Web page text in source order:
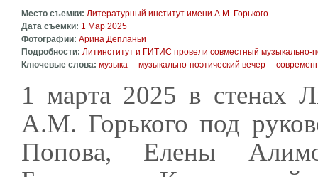
Место съемки: Литературный институт имени А.М. Горького
Дата съемки: 1 Мар 2025
Фотографии: Арина Депланьи
Подробности: Литинститут и ГИТИС провели совместный музыкально-
Ключевые слова: музыка музыкально-поэтический вечер
1 марта 2025 в стенах
А.М. Горького под
Попова, Елены